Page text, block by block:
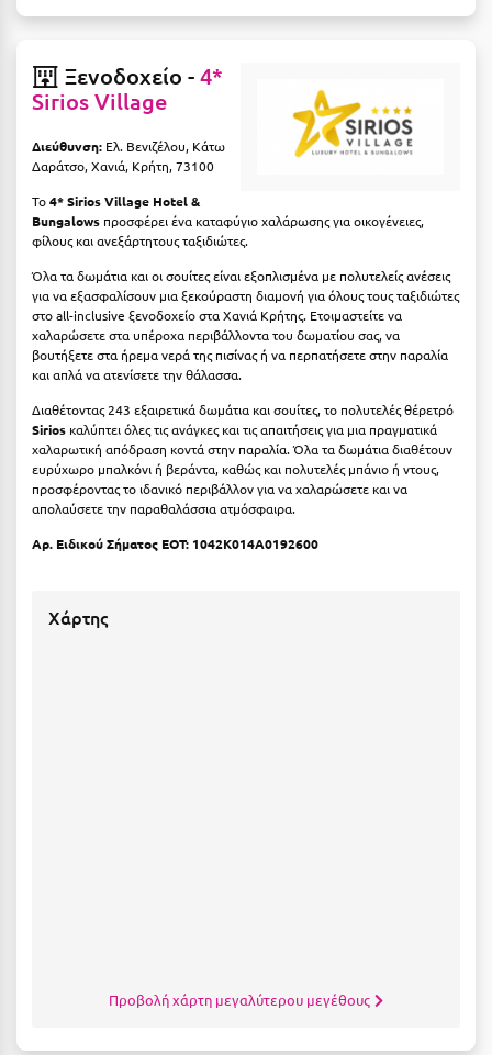
Σαμοθράκη
Σαντορίνη
Σέριφος
Σέρρες
Σιθωνία
Σίκινος
Σίφνος
Σκαφιδιά Ηλείας
Σκιάθος
Σκόπελος
Σκύρος
Σπάρτη
Ξενοδοχείο -4*
Sirios Village
Διεύθυνση: Ελ. Βενιζέλου, Κάτω
Δαράτσο, Χανιά, Κρήτη, 73100
Το4* Sirios Village Hotel &
Bungalows προσφέρει ένα καταφύγιο χαλάρωσης για οικογένειες,
φίλους και ανεξάρτητους ταξιδιώτες.
Όλα τα δωμάτια και οι σουίτες είναι εξοπλισμένα με πολυτελείς ανέσεις
για να εξασφαλίσουν μια ξεκούραστη διαμονή για όλους τους ταξιδιώτες
στο all-inclusive ξενοδοχείο στα Χανιά Κρήτης. Ετοιμαστείτε να
χαλαρώσετε στα υπέροχα περιβάλλοντα του δωματίου σας, να
βουτήξετε στα ήρεμα νερά της πισίνας ή να περπατήσετε στην παραλία
και απλά να ατενίσετε την θάλασσα.
Διαθέτοντας 243 εξαιρετικά δωμάτια και σουίτες, το πολυτελές θέρετρό
Sirios καλύπτει όλες τις ανάγκες και τις απαιτήσεις για μια πραγματικά
χαλαρωτική απόδραση κοντά στην παραλία. Όλα τα δωμάτια διαθέτουν
ευρύχωρο μπαλκόνι ή βεράντα, καθώς και πολυτελές μπάνιο ή ντους,
προσφέροντας το ιδανικό περιβάλλον για να χαλαρώσετε και να
απολαύσετε την παραθαλάσσια ατμόσφαιρα.
Αρ. Ειδικού Σήματος ΕΟΤ: 1042K014A0192600
Χάρτης
Προβολή χάρτη μεγαλύτερου μεγέθους